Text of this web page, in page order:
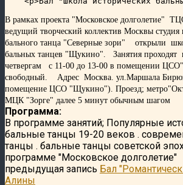
В рамках проекта "Московское долголетие"
ведущий творческий коллектив Москвы студия
бального танца "Северные зори"
открыли
бальных танцев "Щукино". Занятия
четвергам с 11-00 до 13-00 в помещении
свободный. Адрес Москва. ул.Маршала
помещение ЦСО "Щукино"). Проезд;
МЦК "Зорге" далее 5 минут обычным шагом
Программа:
В программе занятий; Популярные
бальные танцы 19-20 веков .
танцы . бальные танцы советской
программе "Московское долголетие"
предыдущая запись Бал
Алины